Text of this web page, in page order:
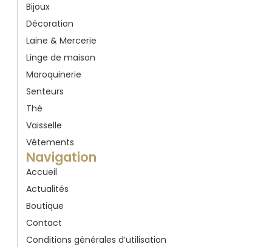
Bijoux
Décoration
Laine & Mercerie
Linge de maison
Maroquinerie
Senteurs
Thé
Vaisselle
Vêtements
Navigation
Accueil
Actualités
Boutique
Contact
Conditions générales d’utilisation